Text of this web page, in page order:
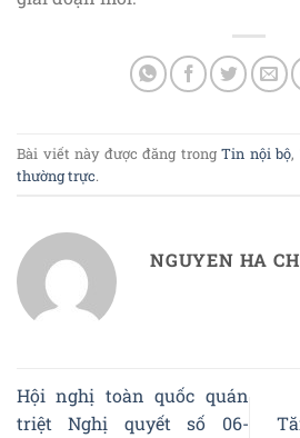
Bài viết này được đăng trong Tin nội bộ,
thường trực.
NGUYEN HA
Hội nghị toàn quốc quán
triệt Nghị quyết số 06-